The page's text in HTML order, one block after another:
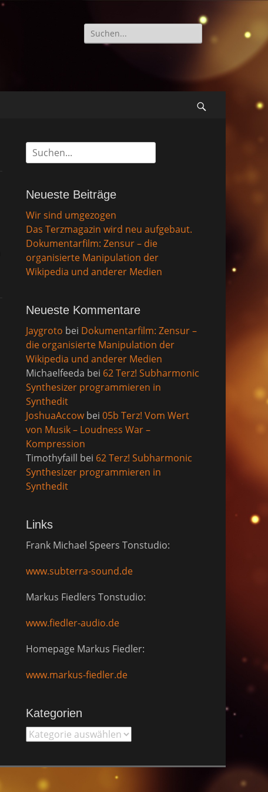
Suche
nach:
Suche
nach:
Neueste Beiträge
Wir sind umgezogen
Das Terzmagazin wird neu aufgebaut.
Dokumentarfilm: Zensur – die
organisierte Manipulation der
Wikipedia und anderer Medien
Neueste Kommentare
Jaygroto bei Dokumentarfilm: Zensur –
die organisierte Manipulation der
Wikipedia und anderer Medien
Michaelfeeda bei 62 Terz! Subharmonic
Synthesizer programmieren in
Synthedit
JoshuaAccowbei 05b Terz! Vom Wert
von Musik – Loudness War –
Kompression
Timothyfaill bei 62 Terz! Subharmonic
Synthesizer programmieren in
Synthedit
Links
Frank Michael Speers Tonstudio:
www.subterra-sound.de
Markus Fiedlers Tonstudio:
www.fiedler-audio.de
Homepage Markus Fiedler:
www.markus-fiedler.de
Kategorien
Kategorien